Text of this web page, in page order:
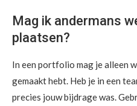
Mag ik andermans
plaatsen?
In een portfolio mag je alleen
gemaakt hebt. Heb je in een
precies jouw bijdrage was.